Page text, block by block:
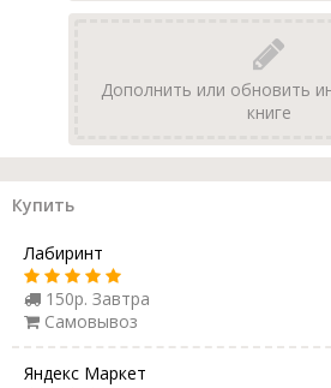
Дополнить или обновить
книге
Купить
Лабиринт
150р. Завтра
Самовывоз
Яндекс Маркет